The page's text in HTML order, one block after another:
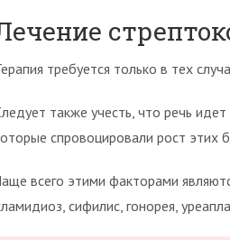
требуется только в тех
также учесть, что речь
спровоцировали рост этих
всего этими факторами
сифилис, гонорея,